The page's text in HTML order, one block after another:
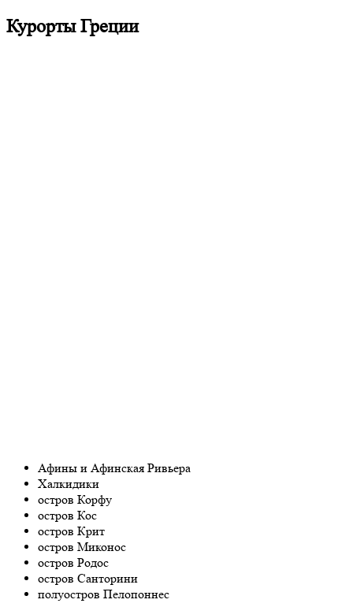
Курорты Греции
Афины и Афинская Ривьера
Халкидики
остров Корфу
остров Кос
остров Крит
остров Миконос
остров Родос
остров Санторини
полуостров Пелопоннес